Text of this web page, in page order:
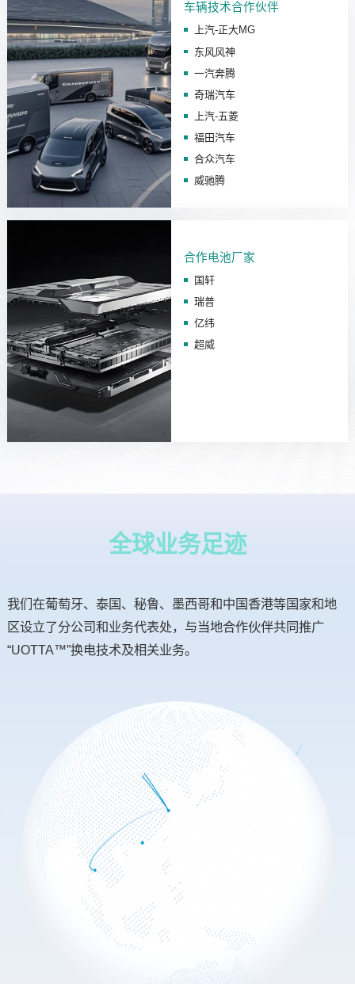
车辆技术合作伙伴
上汽-正大MG
东风风神
一汽奔腾
奇瑞汽车
上汽-五菱
福田汽车
合众汽车
威驰腾
合作电池厂家
国轩
瑞普
亿纬
超威
全球业务足迹
我们在葡萄牙、泰国、秘鲁、墨西哥和中国香港等国家和地
区设立了分公司和业务代表处，与当地合作伙伴共同推广
“UOTTA™”换电技术及相关业务。